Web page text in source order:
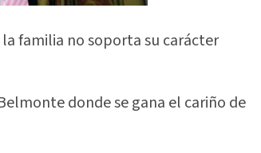
familia no soporta su carácter
donde se gana el cariño de